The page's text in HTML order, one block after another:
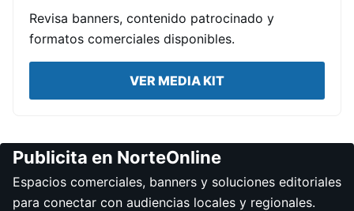
Revisa banners, contenido patrocinado y
formatos comerciales disponibles.
VER MEDIA KIT
Publicita en NorteOnline
Espacios comerciales, banners y soluciones editoriales
para conectar con audiencias locales y regionales.